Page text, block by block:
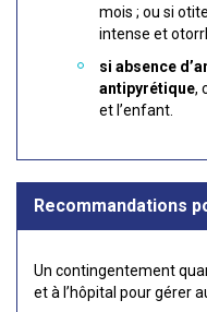
mois ; ou si
intense et
si absence
antipyrétique,
et l’enfant.
Recommandations
Un contingentement
et à l’hôpital pour gérer